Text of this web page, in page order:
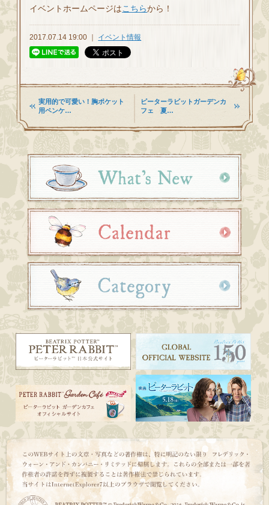
イベントホームページはこちらから！
2017.07.14 19:00 ｜ イベント情報
実用的で可愛い！胸ポケット
用ペンケ…
ピーターラビットガーデンカ
フェ 夏…